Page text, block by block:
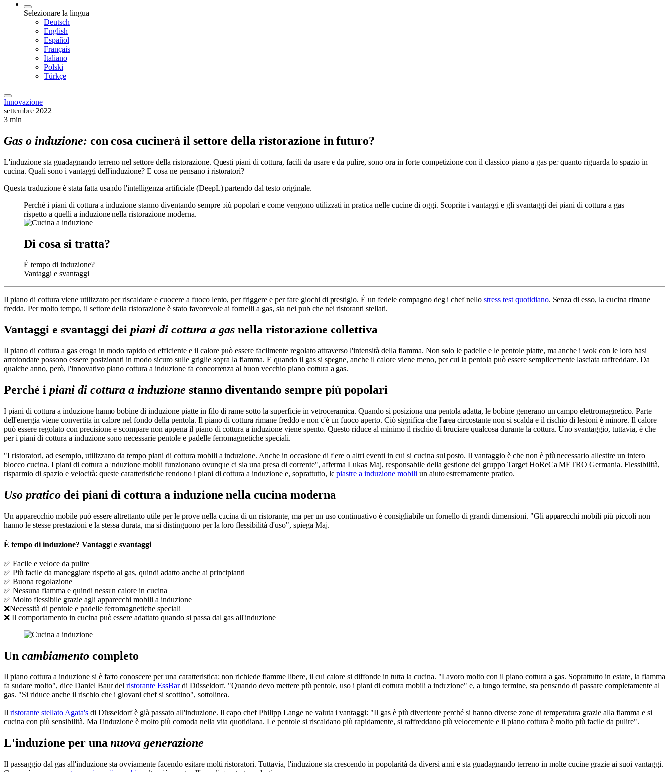
Selezionare la lingua
Deutsch
English
Español
Français
Italiano
Polski
Türkçe
Innovazione
settembre 2022
3 min
Gas o induzione: con cosa cucinerà il settore della ristorazione in futuro?
L'induzione sta guadagnando terreno nel settore della ristorazione. Questi piani di cottura, facili da usare e da pulire, sono ora in forte competizione con il classico piano a gas per quanto riguarda lo spazio in
cucina. Quali sono i vantaggi dell'induzione? E cosa ne pensano i ristoratori?
Questa traduzione è stata fatta usando l'intelligenza artificiale (DeepL) partendo dal testo originale.
Perché i piani di cottura a induzione stanno diventando sempre più popolari e come vengono utilizzati in pratica nelle cucine di oggi. Scoprite i vantaggi e gli svantaggi dei piani di cottura a gas
rispetto a quelli a induzione nella ristorazione moderna.
Di cosa si tratta?
È tempo di induzione?
Vantaggi e svantaggi
Il piano di cottura viene utilizzato per riscaldare e cuocere a fuoco lento, per friggere e per fare giochi di prestigio. È un fedele compagno degli chef nello stress test quotidiano. Senza di esso, la cucina rimane
fredda. Per molto tempo, il settore della ristorazione è stato favorevole ai fornelli a gas, sia nei pub che nei ristoranti stellati.
Vantaggi e svantaggi dei piani di cottura a gas nella ristorazione collettiva
Il piano di cottura a gas eroga in modo rapido ed efficiente e il calore può essere facilmente regolato attraverso l'intensità della fiamma. Non solo le padelle e le pentole piatte, ma anche i wok con le loro basi
arrotondate possono essere posizionati in modo sicuro sulle griglie sopra la fiamma. E quando il gas si spegne, anche il calore viene meno, per cui la pentola può essere semplicemente lasciata raffreddare. Da
qualche anno, però, l'innovativo piano cottura a induzione fa concorrenza al buon vecchio piano cottura a gas.
Perché i piani di cottura a induzione stanno diventando sempre più popolari
I piani di cottura a induzione hanno bobine di induzione piatte in filo di rame sotto la superficie in vetroceramica. Quando si posiziona una pentola adatta, le bobine generano un campo elettromagnetico. Parte
dell'energia viene convertita in calore nel fondo della pentola. Il piano di cottura rimane freddo e non c'è un fuoco aperto. Ciò significa che l'area circostante non si scalda e il rischio di lesioni è minore. Il calore
può essere regolato con precisione e scompare non appena il piano di cottura a induzione viene spento. Questo riduce al minimo il rischio di bruciare qualcosa durante la cottura. Uno svantaggio, tuttavia, è che
per i piani di cottura a induzione sono necessarie pentole e padelle ferromagnetiche speciali.
"I ristoratori, ad esempio, utilizzano da tempo piani di cottura mobili a induzione. Anche in occasione di fiere o altri eventi in cui si cucina sul posto. Il vantaggio è che non è più necessario allestire un intero
blocco cucina. I piani di cottura a induzione mobili funzionano ovunque ci sia una presa di corrente", afferma Lukas Maj, responsabile della gestione del gruppo Target HoReCa METRO Germania. Flessibilità,
risparmio di spazio e velocità: queste caratteristiche rendono i piani di cottura a induzione e, soprattutto, le piastre a induzione mobili un aiuto estremamente pratico.
Uso pratico dei piani di cottura a induzione nella cucina moderna
Un apparecchio mobile può essere altrettanto utile per le prove nella cucina di un ristorante, ma per un uso continuativo è consigliabile un fornello di grandi dimensioni. "Gli apparecchi mobili più piccoli non
hanno le stesse prestazioni e la stessa durata, ma si distinguono per la loro flessibilità d'uso", spiega Maj.
È tempo di induzione? Vantaggi e svantaggi
✅ Facile e veloce da pulire
✅ Più facile da maneggiare rispetto al gas, quindi adatto anche ai principianti
✅ Buona regolazione
✅ Nessuna fiamma e quindi nessun calore in cucina
✅ Molto flessibile grazie agli apparecchi mobili a induzione
❌Necessità di pentole e padelle ferromagnetiche speciali
❌ Il comportamento in cucina può essere adattato quando si passa dal gas all'induzione
Un cambiamento completo
Il piano cottura a induzione si è fatto conoscere per una caratteristica: non richiede fiamme libere, il cui calore si diffonde in tutta la cucina. "Lavoro molto con il piano cottura a gas. Soprattutto in estate, la fiamma
fa sudare molto", dice Daniel Baur del ristorante EssBardi Düsseldorf. "Quando devo mettere più pentole, uso i piani di cottura mobili a induzione" e, a lungo termine, sta pensando di passare completamente al
gas. "Si riduce anche il rischio che i giovani chef si scottino", sottolinea.
Il ristorante stellato Agata's di Düsseldorf è già passato all'induzione. Il capo chef Philipp Lange ne valuta i vantaggi: "Il gas è più divertente perché si hanno diverse zone di temperatura grazie alla fiamma e si
cucina con più sensibilità. Ma l'induzione è molto più comoda nella vita quotidiana. Le pentole si riscaldano più rapidamente, si raffreddano più velocemente e il piano cottura è molto più facile da pulire".
L'induzione per una nuova generazione
Il passaggio dal gas all'induzione sta ovviamente facendo esitare molti ristoratori. Tuttavia, l'induzione sta crescendo in popolarità da diversi anni e sta guadagnando terreno in molte cucine grazie ai suoi vantaggi.